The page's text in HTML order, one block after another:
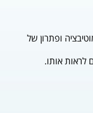
ופתרון של
לראות אותו.